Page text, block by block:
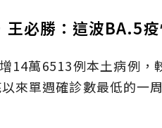
必勝：這波BA.5
14萬6513例本土病例，
來單週確診數最低的一